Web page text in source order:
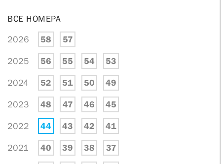
ВСЕ НОМЕРА
2026 58 57
2025 56 55 54 53
2024 52 51 50 49
2023 48 47 46 45
2022 44 43 42 41
2021 40 39 38 37